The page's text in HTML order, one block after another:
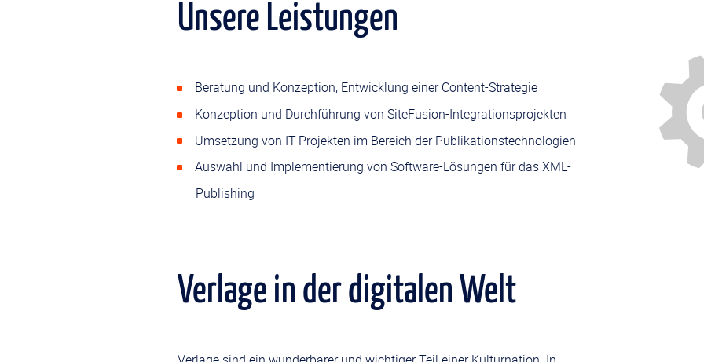
Unsere Leistungen
Beratung und Konzeption, Entwicklung einer Content-Strategie
Konzeption und Durchführung von SiteFusion-Integrationsprojekten
Umsetzung von IT-Projekten im Bereich der Publikationstechnologien
Auswahl und Implementierung von Software-Lösungen für das XML-
Publishing
Verlage in der digitalen Welt